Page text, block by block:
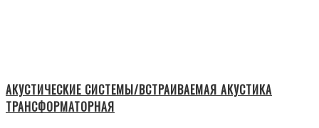
АКУСТИЧЕСКИЕ СИСТЕМЫ/ВСТРАИВАЕМАЯ АКУСТИКА
ТРАНСФОРМАТОРНАЯ